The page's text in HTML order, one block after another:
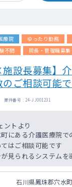
療院 ゆったり勤務
不問 院長・管理職募集
施設長募集】
ご相談可能
案件番号 : 24-JJ001231
ントより
にある介護医療院で
はご相談可能です
見られるシステムを
石川県鳳珠郡穴水町